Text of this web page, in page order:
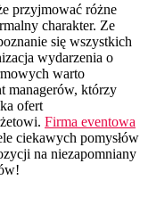
przyjmować różne
charakter. Ze
się wszystkich
wydarzenia o
warto
managerów, którzy
ofert
Firma eventowa
ciekawych pomysłów
na niezapomniany